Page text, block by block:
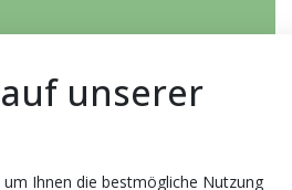
unserer
Ihnen die bestmögliche Nutzung